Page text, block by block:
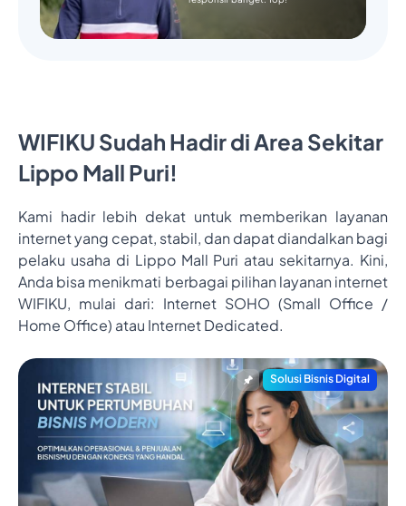
WIFIKU Sudah Hadir di Area Sekitar
Lippo Mall Puri!
Kami hadir lebih dekat untuk memberikan layanan
internet yang cepat, stabil, dan dapat diandalkan bagi
pelaku usaha di Lippo Mall Puri atau sekitarnya. Kini,
Anda bisa menikmati berbagai pilihan layanan internet
WIFIKU, mulai dari: Internet SOHO (Small Office /
Home Office) atau Internet Dedicated.
Solusi Bisnis Digital